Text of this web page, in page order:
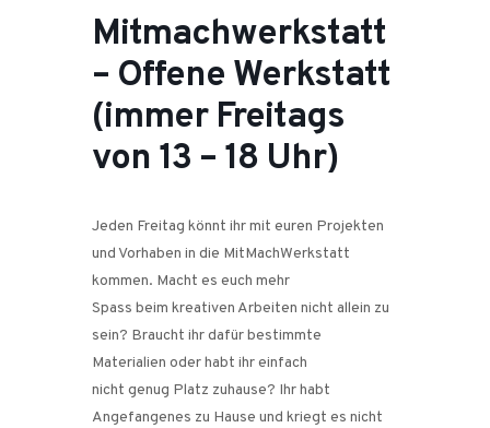
Mitmachwerkstatt
– Offene Werkstatt
(immer Freitags
von 13 – 18 Uhr)
Jeden Freitag könnt ihr mit euren Projekten
und Vorhaben in die MitMachWerkstatt
kommen. Macht es euch mehr
Spass beim kreativen Arbeiten nicht allein zu
sein? Braucht ihr dafür bestimmte
Materialien oder habt ihr einfach
nicht genug Platz zuhause? Ihr habt
Angefangenes zu Hause und kriegt es nicht